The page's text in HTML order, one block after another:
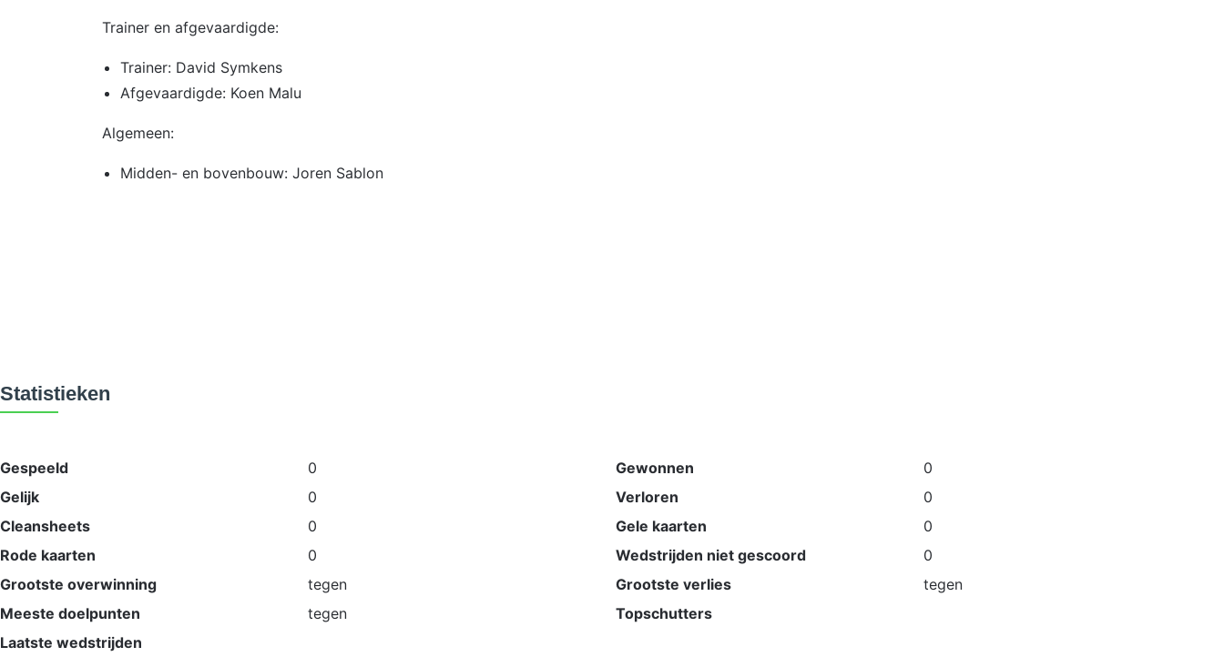
Trainer en afgevaardigde:
Trainer: David Symkens
Afgevaardigde: Koen Malu
Algemeen:
Midden- en bovenbouw: Joren Sablon
Statistieken
Gespeeld 0 Gewonnen
0
Gelijk
0 Verloren
0
Cleansheets
0 Gele kaarten
0
Rode kaarten
0 Wedstrijden niet gescoord
0
Grootste overwinning
tegen Grootste verlies
tegen
Meeste doelpunten
tegen
Topschutters
Laatste wedstrijden